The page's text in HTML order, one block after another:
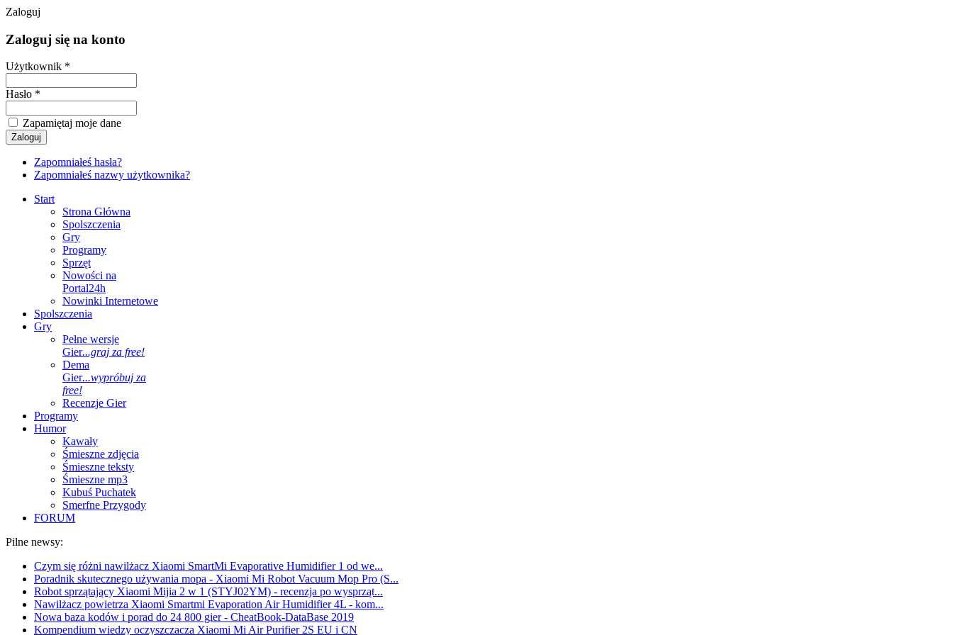
Zaloguj
Zaloguj się na konto
Użytkownik *
Hasło *
Zapamiętaj moje dane
Zapomniałeś hasła?
Zapomniałeś nazwy użytkownika?
Start
Strona Główna
Spolszczenia
Gry
Programy
Sprzęt
Nowości na
Portal24h
Nowinki Internetowe
Spolszczenia
Gry
Pełne wersje
Gier...graj za free!
Dema
Gier...wypróbuj za
free!
Recenzje Gier
Programy
Humor
Kawały
Śmieszne zdjęcia
Śmieszne teksty
Śmieszne mp3
Kubuś Puchatek
Smerfne Przygody
FORUM
Pilne newsy:
Czym się różni nawilżacz Xiaomi SmartMi Evaporative Humidifier 1 od we...
Poradnik skutecznego używania mopa - Xiaomi Mi Robot Vacuum Mop Pro (S...
Robot sprzątający Xiaomi Mijia 2 w 1 (STYJ02YM) - recenzja po wysprząt...
Nawilżacz powietrza Xiaomi Smartmi Evaporation Air Humidifier 4L - kom...
Nowa baza kodów i porad do 24 800 gier - CheatBook-DataBase 2019
Kompendium wiedzy oczyszczacza Xiaomi Mi Air Purifier 2S EU i CN